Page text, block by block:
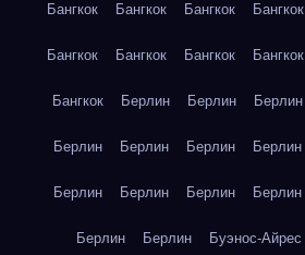
Бангкок Бангкок Бангкок Бангкок
Бангкок Бангкок Бангкок Бангкок
Бангкок Берлин Берлин Берлин
Берлин Берлин Берлин Берлин
Берлин Берлин Берлин Берлин
Берлин Берлин Буэнос-Айрес